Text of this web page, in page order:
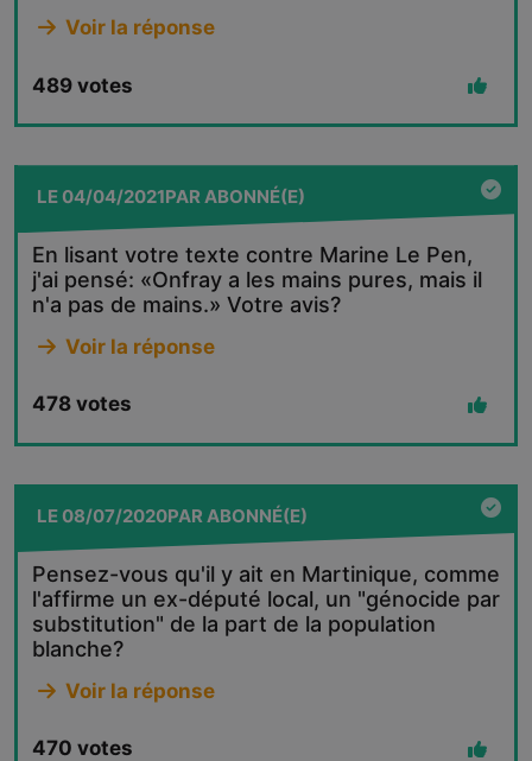
Voir la réponse
489 votes
LE04/04/2021PARABONNÉ(E)
En lisant votre texte contre Marine Le Pen,
j'ai pensé: «Onfray a les mains pures, mais il
n'a pas de mains.» Votre avis?
Voir la réponse
478 votes
LE08/07/2020PARABONNÉ(E)
Pensez-vous qu'il y ait en Martinique, comme
l'affirme un ex-député local, un "génocide par
substitution" de la part de la population
blanche?
Voir la réponse
470 votes